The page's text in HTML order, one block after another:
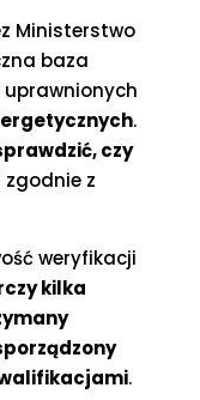
Ministerstwo
baza
.
czy
zgodnie z
weryfikacji
kilka
.